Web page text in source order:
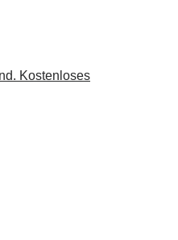
Kostenloses
verfügbar.)
nicht verfügbar.)